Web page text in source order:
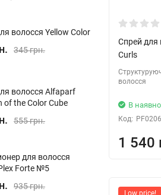
волосся Yellow Color
345 грн.
волосся Alfaparf
of the Color Cube
555 грн.
для волосcя
Forte №5
935 грн.
Спрей для
Curls
волосся
В
Код:
1 540
Low price!